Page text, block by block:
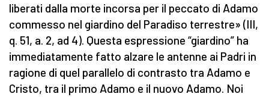
liberati dalla morte incorsa per il peccato di Adamo
commesso nel giardino del Paradiso terrestre» (III,
q. 51, a. 2, ad 4). Questa espressione “giardino” ha
immediatamente fatto alzare le antenne ai Padri in
ragione di quel parallelo di contrasto tra Adamo e
Cristo, tra il primo Adamo e il nuovo Adamo. Noi